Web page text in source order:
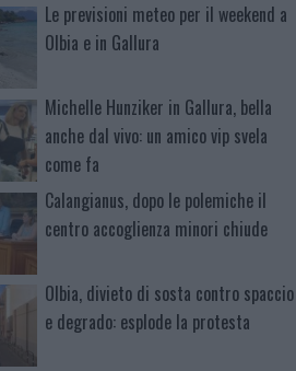
Le previsioni meteo per il weekend a
Olbia e in Gallura
Michelle Hunziker in Gallura, bella
anche dal vivo: un amico vip svela
come fa
Calangianus, dopo le polemiche il
centro accoglienza minori chiude
Olbia, divieto di sosta contro spaccio
e degrado: esplode la protesta